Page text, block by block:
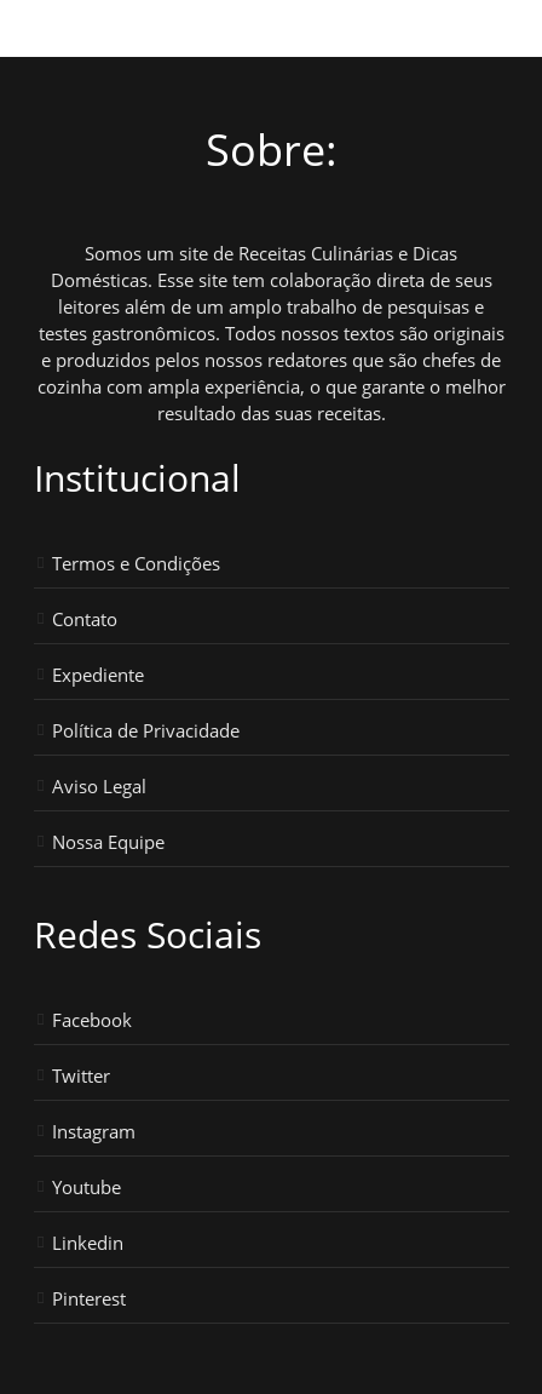
Sobre:
Somos um site de Receitas Culinárias e Dicas
Domésticas. Esse site tem colaboração direta de seus
leitores além de um amplo trabalho de pesquisas e
testes gastronômicos. Todos nossos textos são originais
e produzidos pelos nossos redatores que são chefes de
cozinha com ampla experiência, o que garante o melhor
resultado das suas receitas.
Institucional
Termos e Condições
Contato
Expediente
Política de Privacidade
Aviso Legal
Nossa Equipe
Redes Sociais
Facebook
Twitter
Instagram
Youtube
Linkedin
Pinterest